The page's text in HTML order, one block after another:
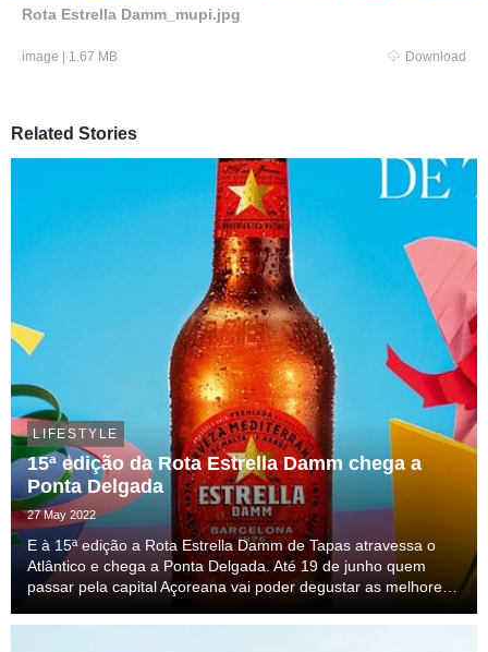
Rota Estrella Damm_mupi.jpg
image 1.67 MB Download
Related Stories
LIFESTYLE
15ª edição da Rota Estrella Damm chega a
Ponta Delgada
27 May 2022
E à 15ª edição a Rota Estrella Damm de Tapas atravessa o
Atlântico e chega a Ponta Delgada. Até 19 de junho quem
passar pela capital Açoreana vai poder degustar as melhores
Damm, ao preço fixo de 4€. São 20 combinaçõe...